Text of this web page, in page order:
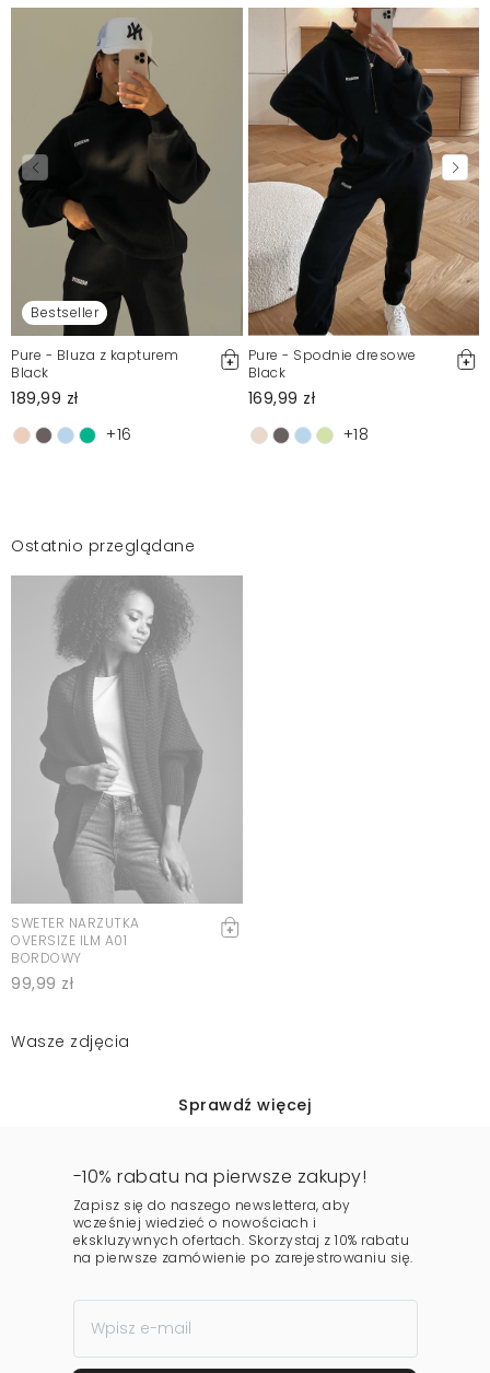
Bestseller
Pure - Bluza z kapturem
Black
189,99 zł
+16
Pure - Spodnie dresowe
Black
169,99 zł
+18
Ostatnio przeglądane
SWETER NARZUTKA
OVERSIZE ILM A01
BORDOWY
99,99 zł
Wasze zdjęcia
Sprawdź więcej
-10% rabatu na pierwsze zakupy!
Zapisz się do naszego newslettera, aby
wcześniej wiedzieć o nowościach i
ekskluzywnych ofertach. Skorzystaj z 10% rabatu
na pierwsze zamówienie po zarejestrowaniu się.